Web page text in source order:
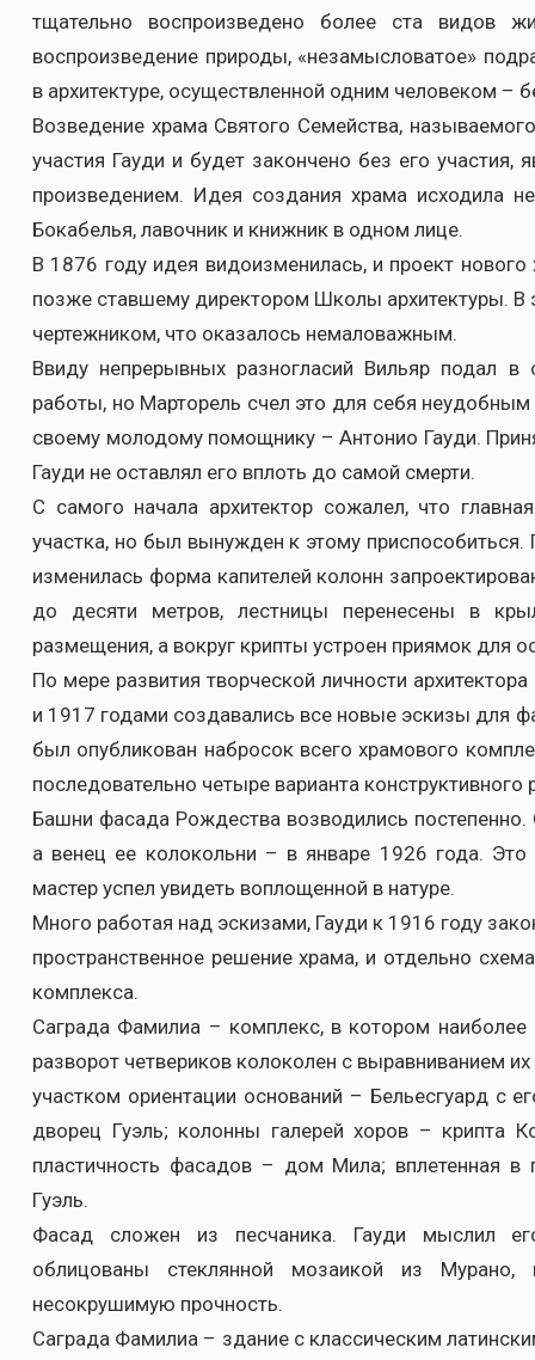
тщательно воспроизведено более ста видов
воспроизведение природы, «незамысловатое»
в архитектуре, осуществленной одним человеком –
Возведение храма Святого Семейства,
участия Гауди и будет закончено без его
произведением. Идея создания храма исходила
Бокабелья, лавочник и книжник в одном лице.
В 1876 году идея видоизменилась, и проект
позже ставшему директором Школы архитектуры. В
чертежником, что оказалось немаловажным.
Ввиду непрерывных разногласий Вильяр подал в
работы, но Марторель счел это для себя
своему молодому помощнику – Антонио Гауди.
Гауди не оставлял его вплоть до самой смерти.
С самого начала архитектор сожалел, что
участка, но был вынужден к этому
изменилась форма капителей колонн
до десяти метров, лестницы перенесены в
размещения, а вокруг крипты устроен приямок для
По мере развития творческой личности
и 1917 годами создавались все новые эскизы для
был опубликован набросок всего храмового
последовательно четыре варианта
Башни фасада Рождества возводились
а венец ее колокольни – в январе 1926 года.
мастер успел увидеть воплощенной в натуре.
Много работая над эскизами, Гауди к 1916 году
пространственное решение храма, и отдельно
комплекса.
Саграда Фамилиа – комплекс, в котором наиболее
разворот четвериков колоколен с выравниванием
участком ориентации оснований – Бельесгуард с
дворец Гуэль; колонны галерей хоров – крипта
пластичность фасадов – дом Мила; вплетенная
Гуэль.
Фасад сложен из песчаника. Гауди мыслил
облицованы стеклянной мозаикой из
несокрушимую прочность.
Саграда Фамилиа – здание с классическим